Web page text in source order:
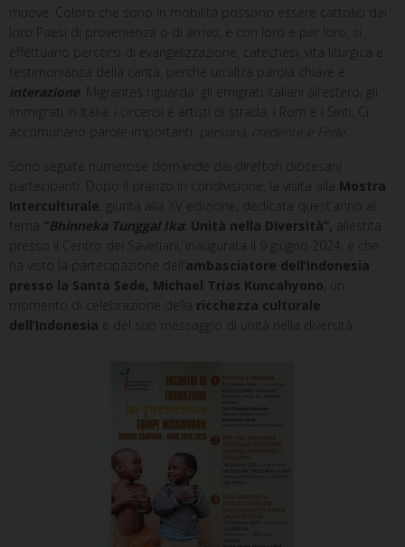
muove. Coloro che sono in mobilità possono essere cattolici dai
loro Paesi di provenienza o di arrivo; e con loro e per loro, si
effettuano percorsi di evangelizzazione, catechesi, vita liturgica e
testimonianza della carità, perché un’altra parola chiave è
interazione. Migrantes riguarda: gli emigrati italiani all’estero, gli
immigrati in Italia, i circensi e artisti di strada, i Rom e i Sinti. Ci
accomunano parole importanti:
Sono seguite numerose domande dai direttori diocesani
partecipanti. Dopo il pranzo in condivisione, la visita alla Mostra
Interculturale , giunta alla XV edizione, dedicata quest’anno al
tema “Bhinneka Tunggal Ika: Unità nella Diversità”, allestita
presso il Centro dei Saveriani, inaugurata il 9 giugno 2024, e che
ha visto la partecipazione dell’ ambasciatore dell’Indonesia
presso la Santa Sede, Michael Trias Kuncahyono , un
momento di celebrazione della ricchezza culturale
dell’Indonesia e del suo messaggio di unità nella diversità.